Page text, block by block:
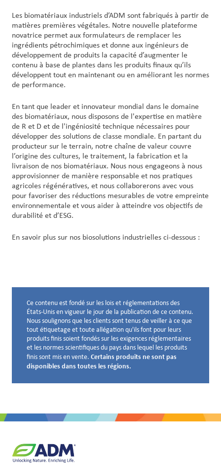
Les biomatériaux industriels d’ADM sont fabriqués à partir de
matières premières végétales. Notre nouvelle plateforme
novatrice permet aux formulateurs de remplacer les
ingrédients pétrochimiques et donne aux ingénieurs de
développement de produits la capacité d’augmenter le
contenu à base de plantes dans les produits finaux qu’ils
développent tout en maintenant ou en améliorant les normes
de performance.
En tant que leader et innovateur mondial dans le domaine
des biomatériaux, nous disposons de l'expertise en matière
de R et D et de l'ingéniosité technique nécessaires pour
développer des solutions de classe mondiale. En partant du
producteur sur le terrain, notre chaîne de valeur couvre
l’origine des cultures, le traitement, la fabrication et la
livraison de nos biomatériaux. Nous nous engageons à nous
approvisionner de manière responsable et nos pratiques
agricoles régénératives, et nous collaborerons avec vous
pour favoriser des réductions mesurables de votre empreinte
environnementale et vous aider à atteindre vos objectifs de
durabilité et d’ESG.
En savoir plus sur nos biosolutions industrielles ci-dessous :
Avis de non-responsabilité ci-dessous
Ce contenu est fondé sur les lois et réglementations des
États-Unis en vigueur le jour de la publication de ce contenu.
Nous soulignons que les clients sont tenus de veiller à ce que
tout étiquetage et toute allégation qu'ils font pour leurs
produits finis soient fondés sur les exigences réglementaires
et les normes scientifiques du pays dans lequel les produits
finis sont mis en vente. Certains produits ne sont pas
disponibles dans toutes les régions.